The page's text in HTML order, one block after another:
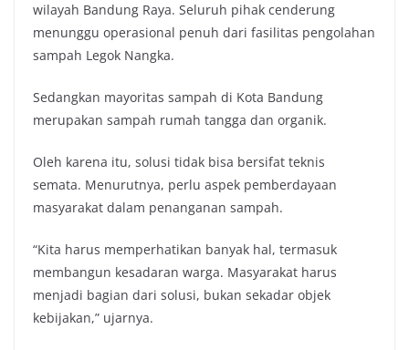
wilayah Bandung Raya. Seluruh pihak cenderung
menunggu operasional penuh dari fasilitas pengolahan
sampah Legok Nangka.
Sedangkan mayoritas sampah di Kota Bandung
merupakan sampah rumah tangga dan organik.
Oleh karena itu, solusi tidak bisa bersifat teknis
semata. Menurutnya, perlu aspek pemberdayaan
masyarakat dalam penanganan sampah.
“Kita harus memperhatikan banyak hal, termasuk
membangun kesadaran warga. Masyarakat harus
menjadi bagian dari solusi, bukan sekadar objek
kebijakan,” ujarnya.